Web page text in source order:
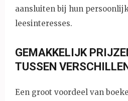
aansluiten bij hun
leesinteresses.
GEMAKKELIJK
TUSSEN
Een groot voordeel van